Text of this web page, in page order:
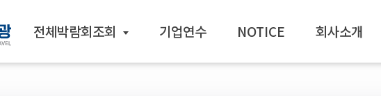
전체박람회조회 기업연수 NOTICE 회사소개